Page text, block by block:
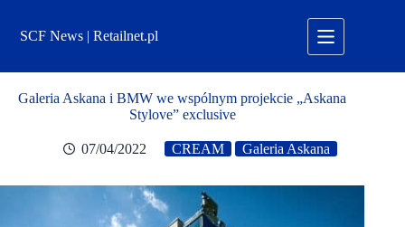
treściSCF News | Retailnet.pl
Galeria Askana i BMW we wspólnym projekcie „Askana
Stylove” exclusive
07/04/2022 CREAM Galeria Askana